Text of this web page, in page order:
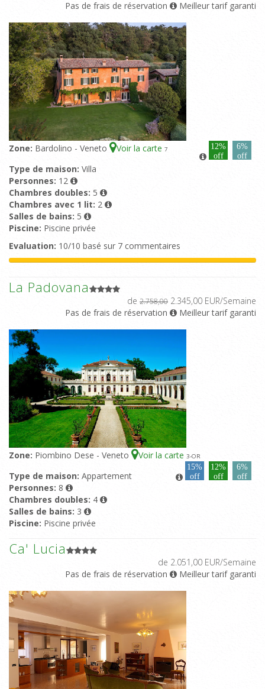
Pas de frais de réservation
Meilleur tarif garanti
Zone: Bardolino - Veneto Voir la carte 7
12%
off
6%
off
Type de maison: Villa
Personnes: 12
Chambres doubles: 5
Chambres avec 1 lit: 2
Salles de bains: 5
Piscine: Piscine privée
Evaluation: 10/10 basé sur 7 commentaires
La Padovana
de 2.758,00 2.345,00 EUR/Semaine
Pas de frais de réservation
Meilleur tarif garanti
Zone: Piombino Dese - Veneto Voir la carte 3-OR
15%
off
12%
off
6%
off
Type de maison: Appartement
Personnes: 8
Chambres doubles: 4
Salles de bains: 3
Piscine: Piscine privée
Ca' Lucia
de 2.051,00 EUR/Semaine
Pas de frais de réservation
Meilleur tarif garanti